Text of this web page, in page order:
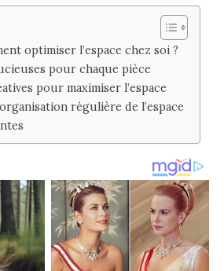
optimiser l’espace chez soi ?
pour chaque pièce
pour maximiser l’espace
régulière de l’espace